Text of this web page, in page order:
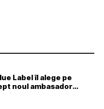
Label îl alege pe
noul ambasador